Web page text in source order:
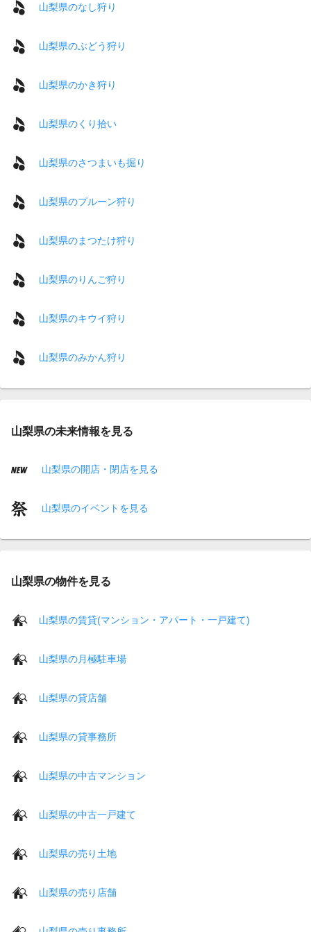
山梨県のなし狩り
山梨県のぶどう狩り
山梨県のかき狩り
山梨県のくり拾い
山梨県のさつまいも掘り
山梨県のプルーン狩り
山梨県のまつたけ狩り
山梨県のりんご狩り
山梨県のキウイ狩り
山梨県のみかん狩り
山梨県の未来情報を見る
山梨県の開店・閉店を見る
山梨県のイベントを見る
山梨県の物件を見る
山梨県の賃貸(マンション・アパート・一戸建て)
山梨県の月極駐車場
山梨県の貸店舗
山梨県の貸事務所
山梨県の中古マンション
山梨県の中古一戸建て
山梨県の売り土地
山梨県の売り店舗